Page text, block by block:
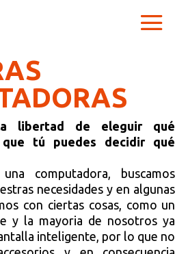
libertad de eleguir qué
tú puedes decidir qué
computadora, buscamos
necesidades y en algunas
con ciertas cosas, como un
y la mayoria de nosotros ya
inteligente, por lo que no